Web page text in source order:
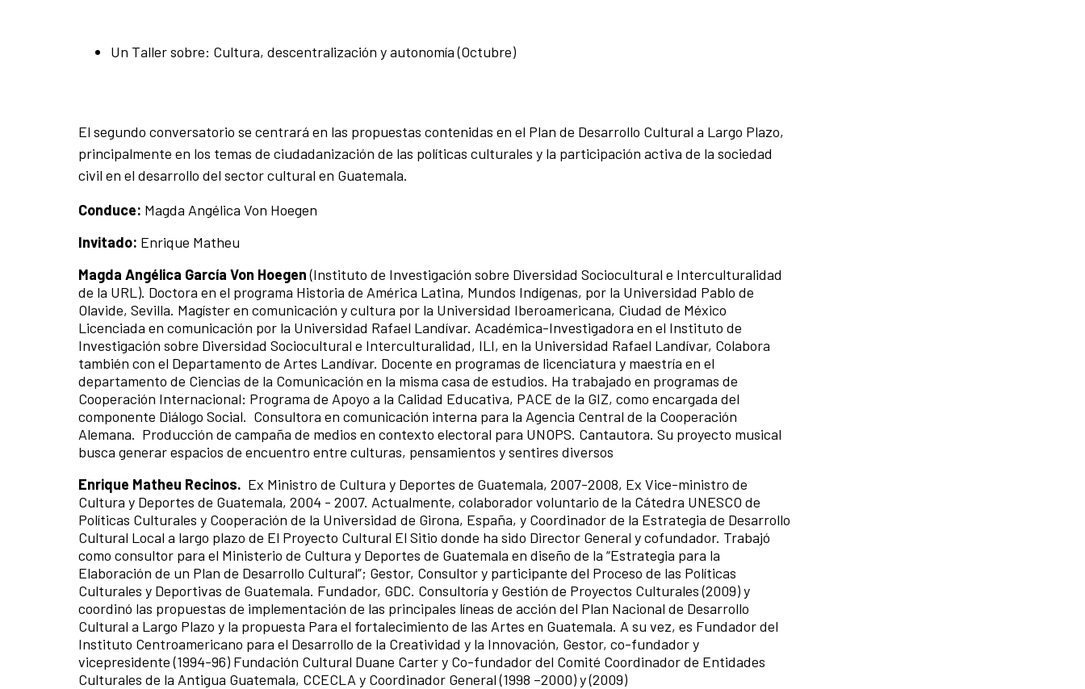
Un Taller sobre: Cultura, descentralización y autonomía (Octubre)
El segundo conversatorio se centrará en las propuestas contenidas en el Plan de Desarrollo Cultural a Largo Plazo,
principalmente en los temas de ciudadanización de las políticas culturales y la participación activa de la sociedad
civil en el desarrollo del sector cultural en Guatemala.
Conduce: Magda Angélica Von Hoegen
Invitado: Enrique Matheu
Magda Angélica García Von Hoegen(Instituto de Investigación sobre Diversidad Sociocultural e Interculturalidad
de la URL). Doctora en el programa Historia de América Latina, Mundos Indígenas, por la Universidad Pablo de
Olavide, Sevilla. Magíster en comunicación y cultura por la Universidad Iberoamericana, Ciudad de México
Licenciada en comunicación por la Universidad Rafael Landívar. Académica-Investigadora en el Instituto de
Investigación sobre Diversidad Sociocultural e Interculturalidad, ILI, en la Universidad Rafael Landívar, Colabora
también con el Departamento de Artes Landívar. Docente en programas de licenciatura y maestría en el
departamento de Ciencias de la Comunicación en la misma casa de estudios. Ha trabajado en programas de
Cooperación Internacional: Programa de Apoyo a la Calidad Educativa, PACE de la GIZ, como encargada del
componente Diálogo Social. Consultora en comunicación interna para la Agencia Central de la Cooperación
Alemana. Producción de campaña de medios en contexto electoral para UNOPS. Cantautora. Su proyecto musical
busca generar espacios de encuentro entre culturas, pensamientos y sentires diversos
Enrique Matheu Recinos. Ex Ministro de Cultura y Deportes de Guatemala, 2007-2008, Ex Vice-ministro de
Cultura y Deportes de Guatemala, 2004 - 2007. Actualmente, colaborador voluntario de la Cátedra UNESCO de
Políticas Culturales y Cooperación de la Universidad de Girona, España, y Coordinador de la Estrategia de Desarrollo
Cultural Local a largo plazo de El Proyecto Cultural El Sitio donde ha sido Director General y cofundador. Trabajó
como consultor para el Ministerio de Cultura y Deportes de Guatemala en diseño de la “Estrategia para la
Elaboración de un Plan de Desarrollo Cultural”; Gestor, Consultor y participante del Proceso de las Políticas
Culturales y Deportivas de Guatemala. Fundador, GDC. Consultoría y Gestión de Proyectos Culturales (2009) y
coordinó las propuestas de implementación de las principales líneas de acción del Plan Nacional de Desarrollo
Cultural a Largo Plazo y la propuesta Para el fortalecimiento de las Artes en Guatemala. A su vez, es Fundador del
Instituto Centroamericano para el Desarrollo de la Creatividad y la Innovación, Gestor, co-fundador y
vicepresidente (1994-96) Fundación Cultural Duane Carter y Co-fundador del Comité Coordinador de Entidades
Culturales de la Antigua Guatemala, CCECLA y Coordinador General (1998 –2000) y (2009)